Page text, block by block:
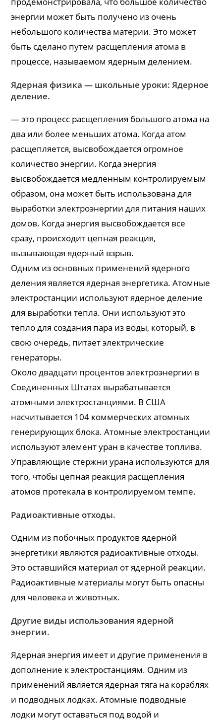
энергии может быть получено из очень
небольшого количества материи. Это может
быть сделано путем расщепления атома в
процессе, называемом ядерным делением.
Ядерная физика — школьные уроки: Ядерное
деление.
— это процесс расщепления большого атома на
два или более меньших атома. Когда атом
расщепляется, высвобождается огромное
количество энергии. Когда энергия
высвобождается медленным контролируемым
образом, она может быть использована для
выработки электроэнергии для питания наших
домов. Когда энергия высвобождается все
сразу, происходит цепная реакция,
вызывающая ядерный взрыв.
Одним из основных применений ядерного
деления является ядерная энергетика. Атомные
электростанции используют ядерное деление
для выработки тепла. Они используют это
тепло для создания пара из воды, который, в
свою очередь, питает электрические
генераторы.
Около двадцати процентов электроэнергии в
Соединенных Штатах вырабатывается
атомными электростанциями. В США
насчитывается 104 коммерческих атомных
генерирующих блока. Атомные электростанции
используют элемент уран в качестве топлива.
Управляющие стержни урана используются для
того, чтобы цепная реакция расщепления
атомов протекала в контролируемом темпе.
Радиоактивные отходы.
Одним из побочных продуктов ядерной
энергетики являются радиоактивные отходы.
Это оставшийся материал от ядерной реакции.
Радиоактивные материалы могут быть опасны
для человека и животных.
Другие виды использования ядерной
энергии.
Ядерная энергия имеет и другие применения в
дополнение к электростанциям. Одним из
применений является ядерная тяга на кораблях
и подводных лодках. Атомные подводные
лодки могут оставаться под водой и